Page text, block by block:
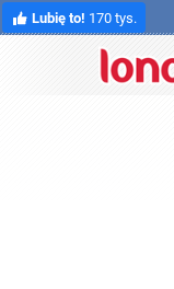
Lubię to! 170 tys.